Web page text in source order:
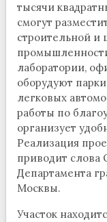
тысячи
смогут
строительной
лаборатории,
оборудуют
легковых
работы по
организует
Реализация
приводит слова
Департамента
Москвы.
Участок